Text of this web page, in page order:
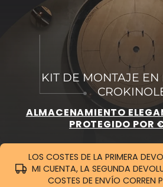
KIT DE MONTAJE
ALMACENAMIENTO
PROTEGIDO POR
LOS COSTES DE LA PRIMERA
MI CUENTA, LA SEGUNDA
COSTES DE ENVÍO CORREN